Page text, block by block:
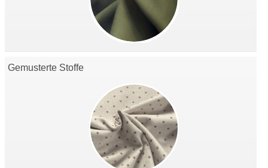
Gemusterte Stoffe